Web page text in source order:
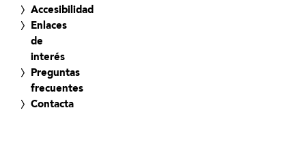
Accesibilidad
Enlaces
de
interés
Preguntas
frecuentes
Contacta